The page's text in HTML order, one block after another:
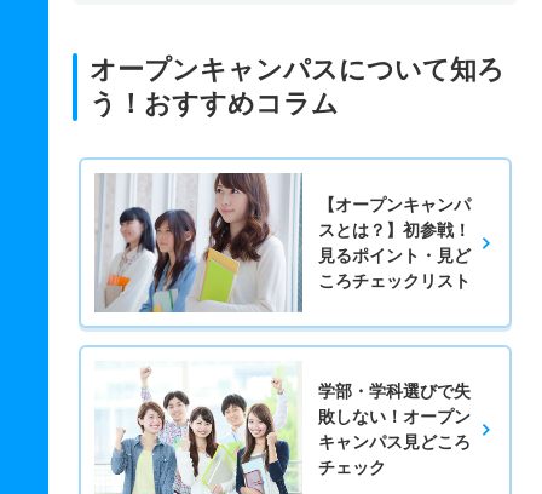
オープンキャンパスについて知ろ
う！おすすめコラム
【オープンキャンパ
スとは？】初参戦！
見るポイント・見ど
ころチェックリスト
学部・学科選びで失
敗しない！オープン
キャンパス見どころ
チェック